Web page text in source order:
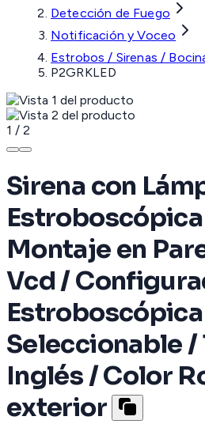
Detección de Fuego
Notificación y Voceo
Estrobos / Sirenas /
P2GRKLED
1 / 2
Sirena con
Montaje en
Vcd /
Estroboscópica
Seleccionable /
Inglés / Color
exterior